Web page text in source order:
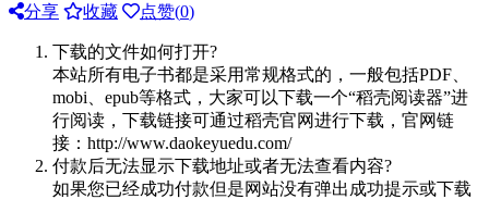
分享
收藏 点赞(0)
下载的文件如何打开?
本站所有电子书都是采用常规格式的，一般包括PDF、
mobi、epub等格式，大家可以下载一个“稻壳阅读器”进
行阅读，下载链接可通过稻壳官网进行下载，官网链
接：http://www.daokeyuedu.com/
付款后无法显示下载地址或者无法查看内容?
如果您已经成功付款但是网站没有弹出成功提示或下载